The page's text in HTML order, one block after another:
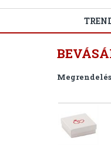
Megrendelés